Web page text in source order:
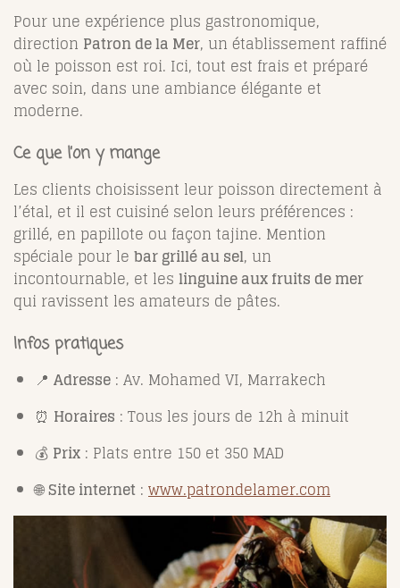
Pour une expérience plus gastronomique,
direction Patron de la Mer, un établissement raffiné
où le poisson est roi. Ici, tout est frais et préparé
avec soin, dans une ambiance élégante et
moderne.
Ce que l’on y mange
Les clients choisissent leur poisson directement à
l’étal, et il est cuisiné selon leurs préférences :
grillé, en papillote ou façon tajine. Mention
spéciale pour le bar grillé au sel, un
incontournable, et les linguine aux fruits de mer
qui ravissent les amateurs de pâtes.
Infos pratiques
📍 Adresse : Av. Mohamed VI, Marrakech
⏰ Horaires : Tous les jours de 12h à minuit
💰 Prix : Plats entre 150 et 350 MAD
🌐Site internet : www.patrondelamer.com